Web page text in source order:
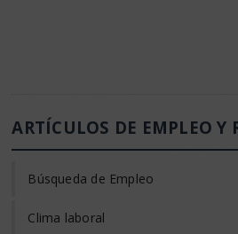
ARTÍCULOS DE EMPLEO Y
Búsqueda de Empleo
Clima laboral